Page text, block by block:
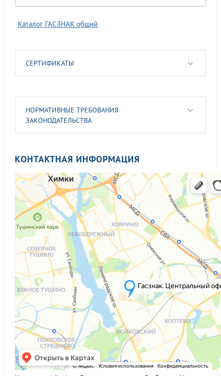
Каталог ГАСЗНАК общий
СЕРТИФИКАТЫ
НОРМАТИВНЫЕ ТРЕБОВАНИЯ
ЗАКОНОДАТЕЛЬСТВА
КОНТАКТНАЯ ИНФОРМАЦИЯ